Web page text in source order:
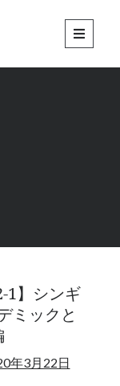
open
primary
1】シンギ
ミックと
年3月22日